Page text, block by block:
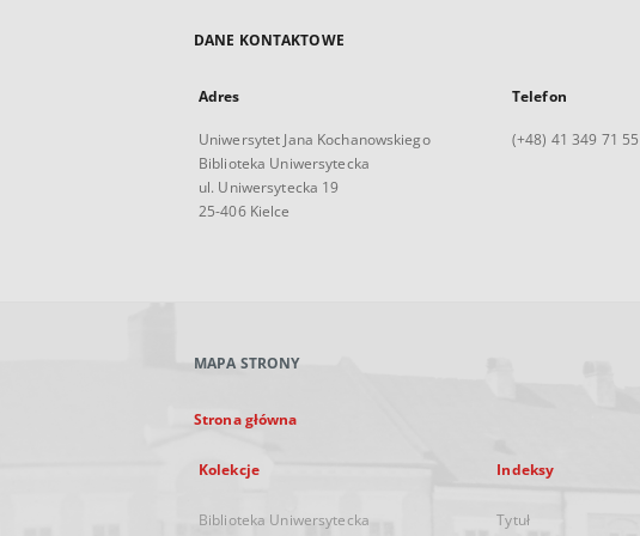
DANE KONTAKTOWE
Adres
Uniwersytet Jana Kochanowskiego
Biblioteka Uniwersytecka
ul. Uniwersytecka 19
25-406 Kielce
Telefon
(+48) 41 349 71 55
MAPA STRONY
Strona główna
Kolekcje
Biblioteka Uniwersytecka
Indeksy
Tytuł